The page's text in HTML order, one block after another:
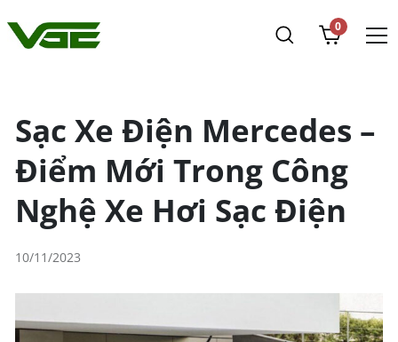
0
Sạc Xe Điện Mercedes –
Điểm Mới Trong Công
Nghệ Xe Hơi Sạc Điện
10/11/2023